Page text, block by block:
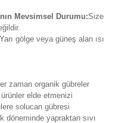
Mevsimsel Durumu:Size
Yarı gölge veya güneş alan ısı
zaman organik gübreler
elde etmenizi
solucan gübresi
döneminde yapraktan sıvı